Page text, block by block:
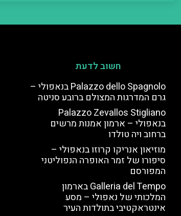
חשוב לדעת
Palazzo dello Spagnolo בנאפולי –
גרם המדרגות המצולם ברובע סניטה
Palazzo Zevallos Stigliano
בנאפולי – ארמון אמנות מרשים
ברחוב ויה טולדו
מוזיאון אנריקו קרוזו בנאפולי –
סיפורו של זמר האופרה הנפוליטני
המפורסם
Galleria del Tempo בארמון
המלכותי של נאפולי – מסע
אינטראקטיבי בתולדות העיר